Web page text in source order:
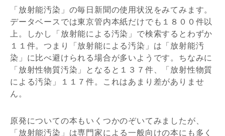
「放射能汚染」の毎日新聞の使用状況をみてみます。
データベースでは東京管内本紙だけでも１８００件以
上。しかし「放射能による汚染」で検索するとわずか
１１件。つまり「放射能による汚染」は「放射能汚
染」に比べ避けられる場合が多いようです。ちなみに
「放射性物質汚染」となると１３７件、「放射性物質
による汚染」１１７件。これはあまり差がありませ
ん。
原発についての本もいくつかのぞいてみましたが、
「放射能汚染」は専門家による一般向けの本にも多く